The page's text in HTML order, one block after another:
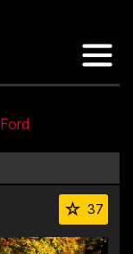
Ford
37